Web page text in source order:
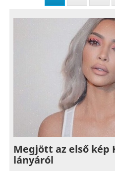
Megjött az első kép
lányáról